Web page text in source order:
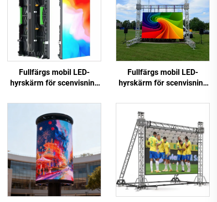
Fullfärgs mobil LED-
hyrskärm för scenvisning
visuella effekter
Fullfärgs mobil LED-
hyrskärm för scenvisning
visuella effekter